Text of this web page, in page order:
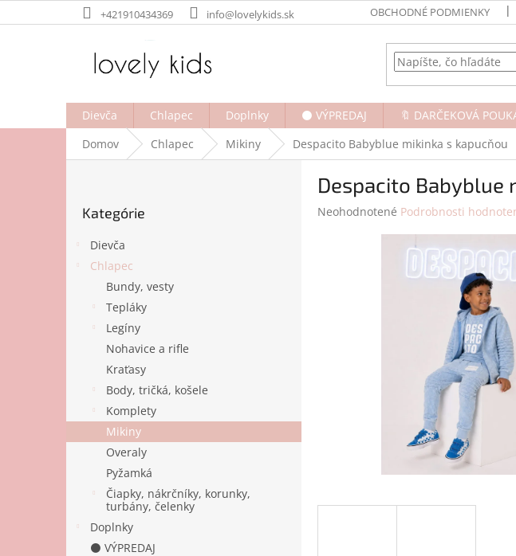
na
+421910434369 info@lovelykids.sk OBCHODNÉ PODMIENKY
Dievča Chlapec Doplnky ⚫ VÝPREDAJ
🔖 DARČEKOVÁ
Domov
Chlapec Mikiny Despacito Babyblue mikinka s kapucňou
kategórie
Kategórie
Dievča
Chlapec
Bundy, vesty
Tepláky
Legíny
Nohavice a rifle
Kraťasy
Body, tričká, košele
Komplety
Mikiny
Overaly
Pyžamká
Čiapky, nákrčníky, korunky,
turbány, čelenky
Doplnky
⚫ VÝPREDAJ
Despacito Babyblue
Priemerné
Neohodnotené Podrobnosti